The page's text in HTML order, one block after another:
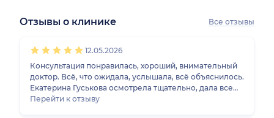
Отзывы о клинике Все отзывы
12.05.2026
Консультация понравилась, хороший, внимательный
доктор. Всё, что ожидала, услышала, всё объяснилось.
Екатерина Гуськова осмотрела тщательно, дала все
необходимые рекомендации, я планирую вернуться к
Перейти к отзыву